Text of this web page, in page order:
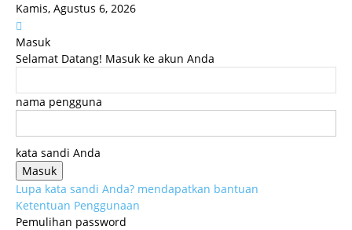
Kamis, Agustus 6, 2026
Masuk
Selamat Datang! Masuk ke akun Anda
nama pengguna
kata sandi Anda
Lupa kata sandi Anda? mendapatkan bantuan
Ketentuan Penggunaan
Pemulihan password